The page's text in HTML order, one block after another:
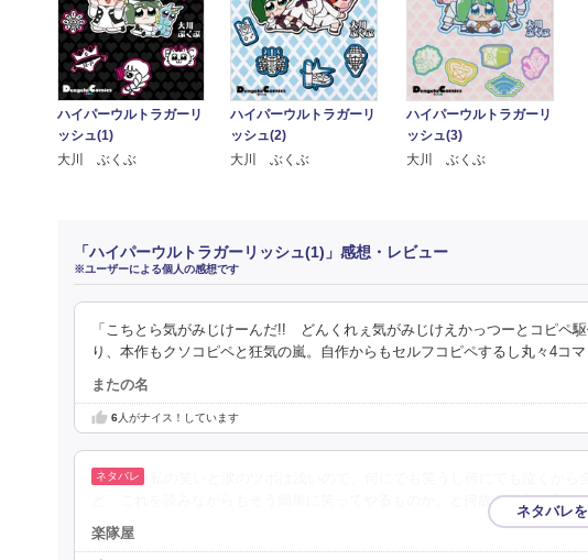
ハイパーウルトラガーリ
ッシュ(1)
大川 ぶくぶ
ハイパーウルトラガーリ
ッシュ(2)
大川 ぶくぶ
ハイパーウルトラガーリ
ッシュ(3)
大川 ぶくぶ
「ハイパーウルトラガーリッシュ(1)」感想・レビュー
※ユーザーによる個人の感想です
「こちとら気がみじけーんだ!! どんくれぇ気がみじけえかっつーとコピペ
り、本作もクソコピペと狂気の嵐。自作からもセルフコピペするし丸々4コマ
またの名
6人がナイス！しています
ど、これを読みながらもそう簡単に笑ってやるものか、と何故か気合を入れ
楽隊屋